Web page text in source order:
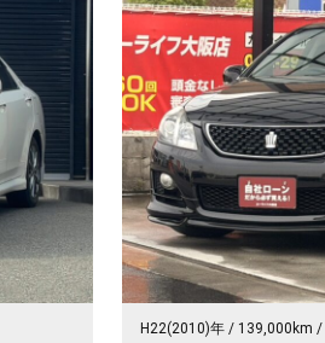
H22(2010)年 139,000km